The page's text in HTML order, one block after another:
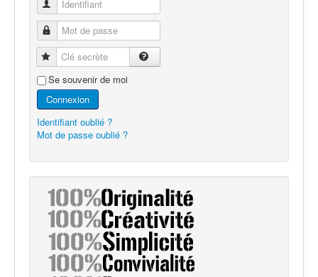
Identifiant
Mot de passe
Clé secrète
Se souvenir de moi
Connexion
Identifiant oublié ?
Mot de passe oublié ?